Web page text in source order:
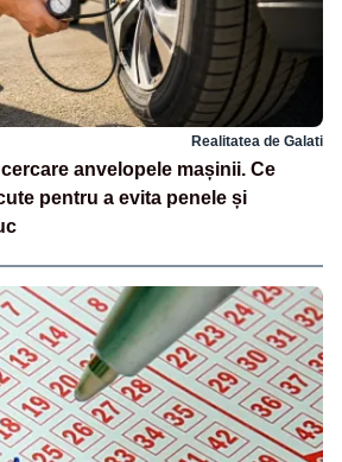
Realitatea de Galati
anvelopele mașinii. Ce
pentru a evita penele și